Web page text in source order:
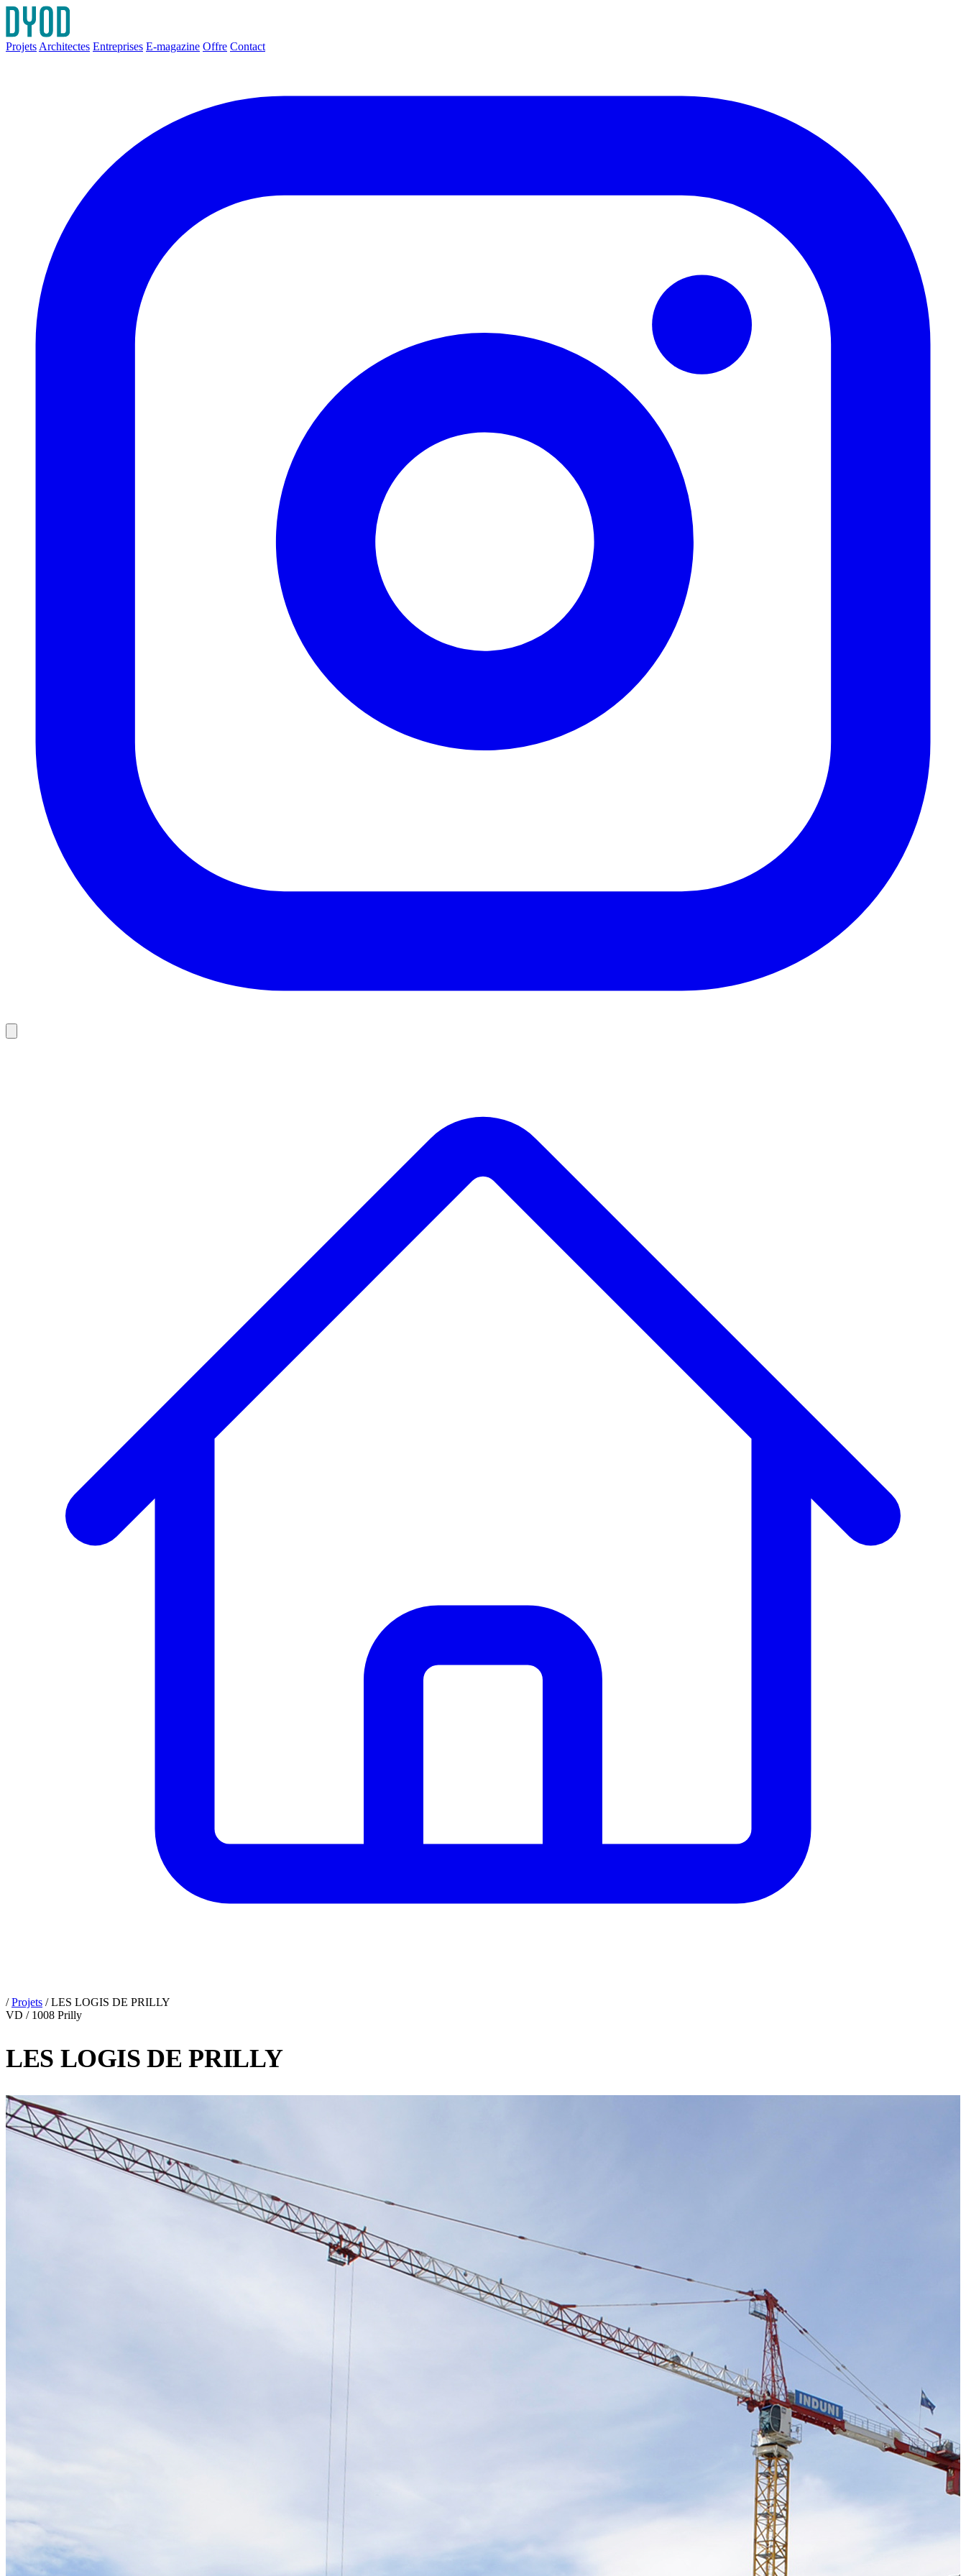
Projets Architectes Entreprises E-magazine Offre Contact
/ Projets /LES LOGIS DE PRILLY
VD / 1008 Prilly
LES LOGIS DE PRILLY